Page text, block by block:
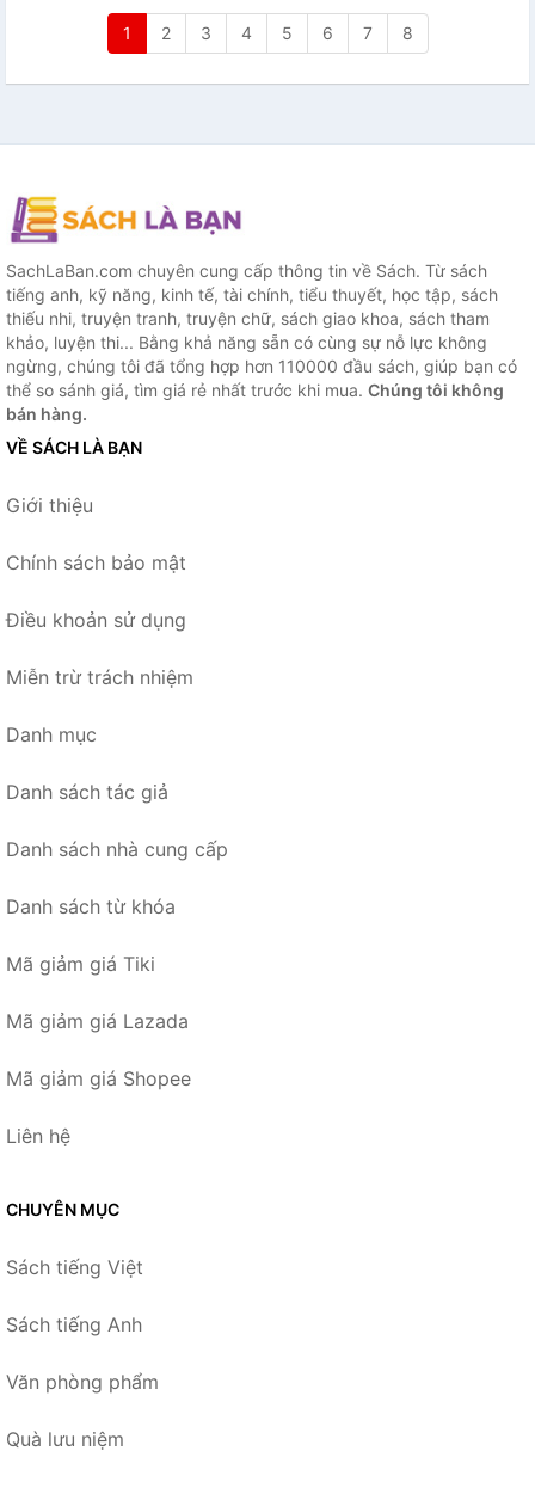
1 2 3 4 5 6 7 8
SachLaBan.com chuyên cung cấp thông tin về Sách. Từ sách
tiếng anh, kỹ năng, kinh tế, tài chính, tiểu thuyết, học tập, sách
thiếu nhi, truyện tranh, truyện chữ, sách giao khoa, sách tham
khảo, luyện thi... Bằng khả năng sẵn có cùng sự nỗ lực không
ngừng, chúng tôi đã tổng hợp hơn 110000 đầu sách, giúp bạn có
thể so sánh giá, tìm giá rẻ nhất trước khi mua. Chúng tôi không
bán hàng.
VỀ SÁCH LÀ BẠN
Giới thiệu
Chính sách bảo mật
Điều khoản sử dụng
Miễn trừ trách nhiệm
Danh mục
Danh sách tác giả
Danh sách nhà cung cấp
Danh sách từ khóa
Mã giảm giá Tiki
Mã giảm giá Lazada
Mã giảm giá Shopee
Liên hệ
CHUYÊN MỤC
Sách tiếng Việt
Sách tiếng Anh
Văn phòng phẩm
Quà lưu niệm